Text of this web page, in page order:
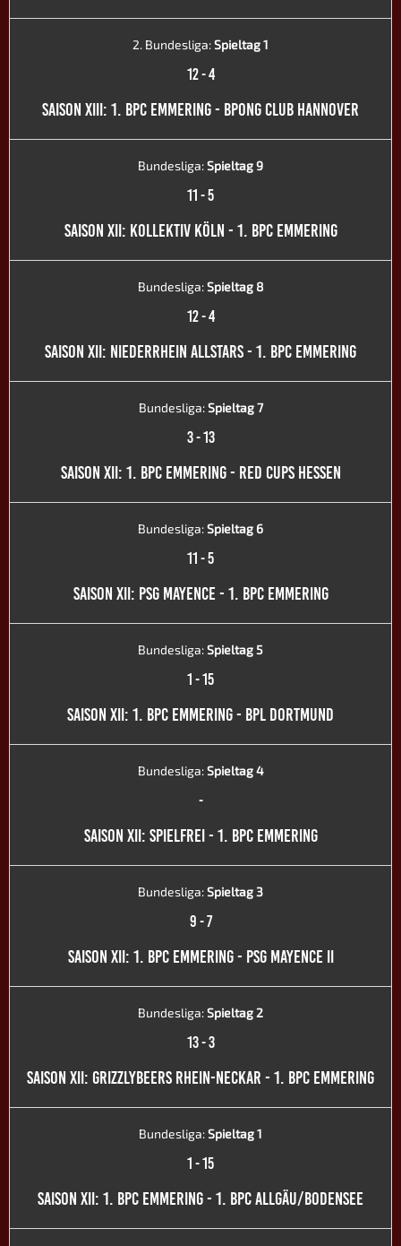
2. Bundesliga:Spieltag 1
12-4
SAISON XIII: 1. BPC EMMERING - BPONG CLUB HANNOVER
Bundesliga:Spieltag 9
11-5
SAISON XII: KOLLEKTIV KÖLN - 1. BPC EMMERING
Bundesliga:Spieltag 8
12-4
SAISON XII: NIEDERRHEIN ALLSTARS - 1. BPC EMMERING
Bundesliga:Spieltag 7
3-13
SAISON XII: 1. BPC EMMERING - RED CUPS HESSEN
Bundesliga:Spieltag 6
11-5
SAISON XII: PSG MAYENCE - 1. BPC EMMERING
Bundesliga:Spieltag 5
1-15
SAISON XII: 1. BPC EMMERING - BPL DORTMUND
Bundesliga:Spieltag 4
-
SAISON XII: SPIELFREI - 1. BPC EMMERING
Bundesliga:Spieltag 3
9-7
SAISON XII: 1. BPC EMMERING - PSG MAYENCE II
Bundesliga:Spieltag 2
13-3
SAISON XII: GRIZZLYBEERS RHEIN-NECKAR - 1. BPC EMMERING
Bundesliga:Spieltag 1
1-15
SAISON XII: 1. BPC EMMERING - 1. BPC ALLGÄU/BODENSEE